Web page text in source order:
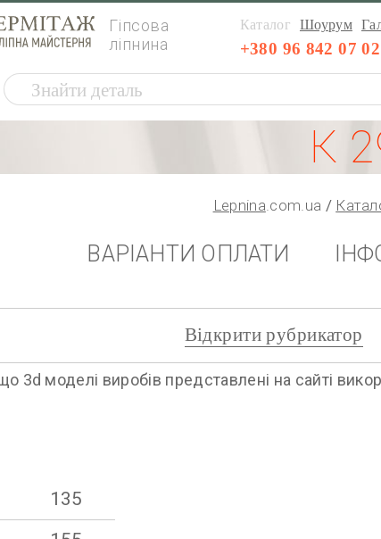
Гіпсова
ліпнина
Каталог Шоурум
+380 96 842 07 02
К
Lepnina.com.ua
ВАРІАНТИ ОПЛАТИ
Відкрити рубрикатор
3d моделі виробів представлені на сайті
135